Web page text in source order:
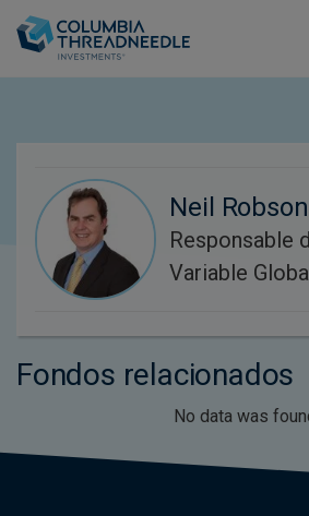
Neil Robson
Responsable
Variable
Fondos relacionados
No data was